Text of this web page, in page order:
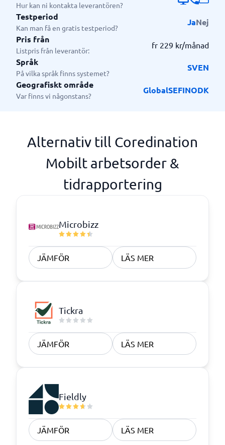
Hur kan ni kontakta leverantören?
Testperiod
Kan man få en gratis testperiod?
JaNej
Pris från
Listpris från leverantör:
fr 229 kr/månad
Språk
På vilka språk finns systemet?
SVEN
Geografiskt område
Var finns vi någonstans?
GlobalSEFINODK
Alternativ till Coredination
Mobilt arbetsorder &
tidrapportering
Microbizz
JÄMFÖR LÄS MER
Tickra
JÄMFÖR LÄS MER
Fieldly
JÄMFÖR LÄS MER